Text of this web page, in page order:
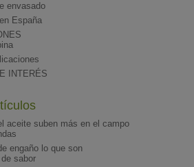
envasado
España
INTERÉS
aceite suben más en el campo
engaño lo que son
sabor